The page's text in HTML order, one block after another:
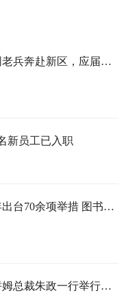
拼多多雄安新公司首批员工：互联网老兵奔赴新区，应届生家门口就业
新员工已入职
拼多多常态化生态治理见实效：半年出台70余项举措 图书治理关店4000多家
张国华与拼多多集团执行总裁兼新拼姆总裁朱政一行举行工作座谈